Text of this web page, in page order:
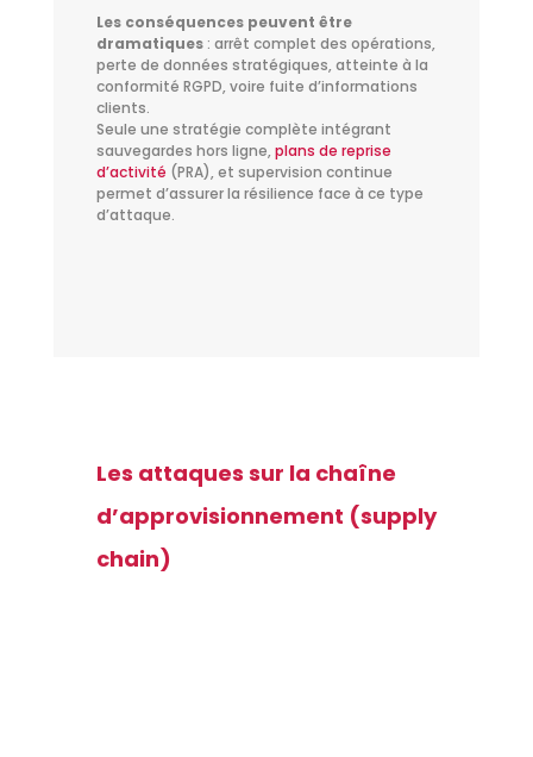
Les conséquences peuvent être
dramatiques: arrêt complet des opérations,
perte de données stratégiques, atteinte à la
conformité RGPD, voire fuite d’informations
clients.
Seule une stratégie complète intégrant
sauvegardes hors ligne, plans de reprise
d’activité (PRA), et supervision continue
permet d’assurer la résilience face à ce type
d’attaque.
Les attaques sur la chaîne
d’approvisionnement (supply
chain)